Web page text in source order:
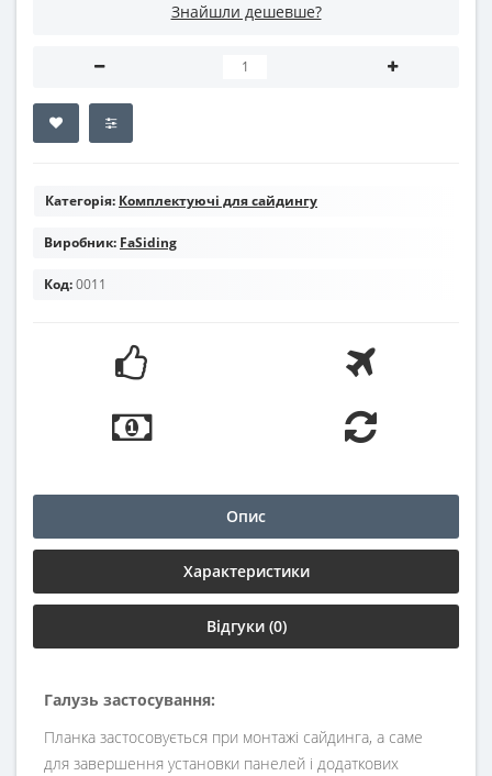
Знайшли дешевше?
Категорія: Комплектуючі для сайдингу
Виробник: FaSiding
Код:0011
Опис
Характеристики
Відгуки (0)
Галузь застосування:
Планка застосовується при монтажі сайдинга, а саме
для завершення установки панелей і додаткових